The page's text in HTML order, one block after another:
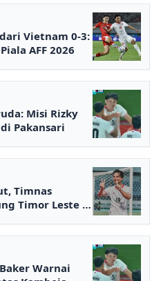
Vietnam 0-3:
AFF 2026
Misi Rizky
Pakansari
Timnas
Timor Leste 3-
Warnai